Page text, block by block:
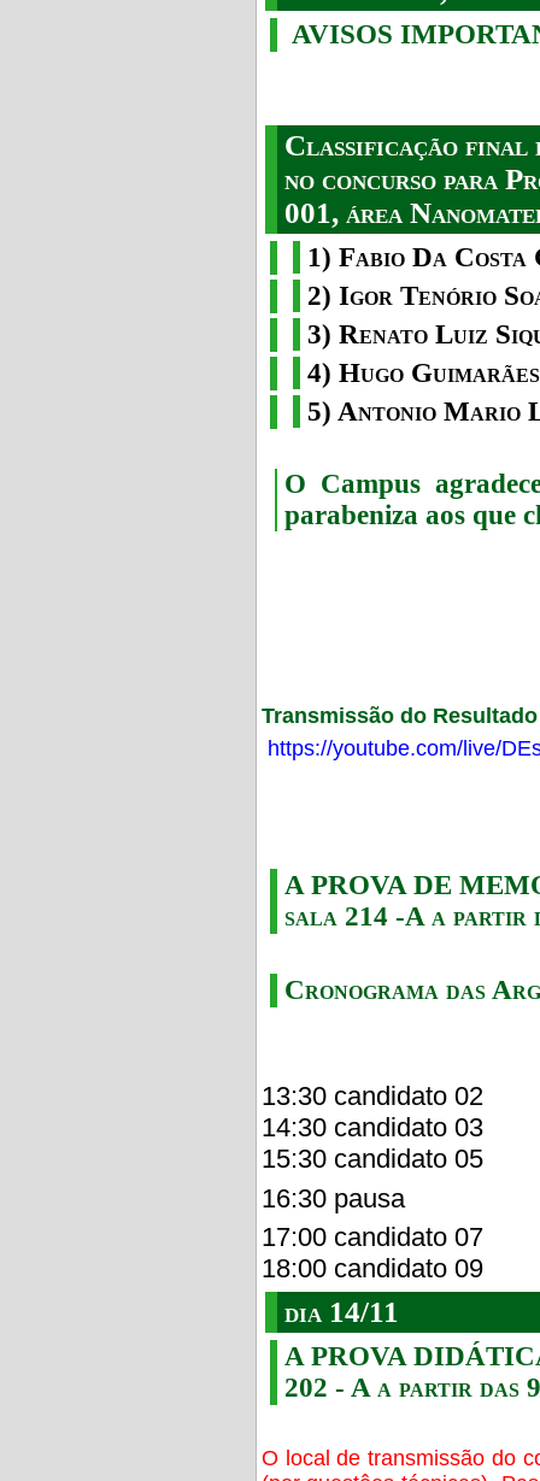
AVISOS
Classificação final
no concurso para
001, área
1) Fabio Da
2) Igor Tenório
3) Renato Luiz
4) Hugo
5) Antonio Mario
O Campus
parabeniza aos que
Transmissão do
https://youtube.com/live/
A PROVA DE
sala 214 -A a partir
Cronograma das
13:30 candidato 02
14:30 candidato 03
15:30 candidato 05
16:30 pausa
17:00 candidato 07
18:00 candidato 09
dia 14/11
A PROVA
202 - A a partir das
O local de transmissão do